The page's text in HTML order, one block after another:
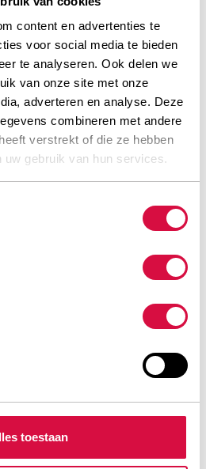
content en advertenties te
voor social media te bieden
te analyseren. Ook delen we
van onze site met onze
adverteren en analyse. Deze
combineren met andere
verstrekt of die ze hebben
gebruik van hun services.
toestaan